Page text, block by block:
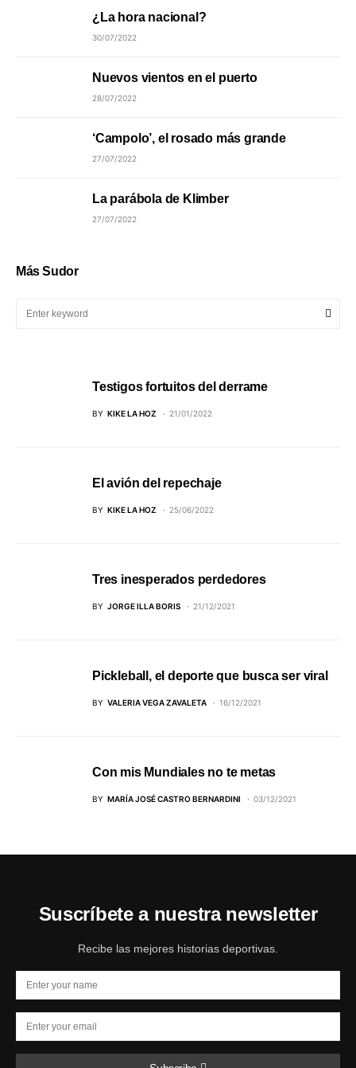
¿La hora nacional?
30/07/2022
Nuevos vientos en el puerto
28/07/2022
‘Campolo’, el rosado más grande
27/07/2022
La parábola de Klimber
27/07/2022
Más Sudor
Testigos fortuitos del derrame
BY KIKE LA HOZ 21/01/2022
El avión del repechaje
BY KIKE LA HOZ 25/06/2022
Tres inesperados perdedores
BY JORGE ILLA BORIS 21/12/2021
Pickleball, el deporte que busca ser viral
BY VALERIA VEGA ZAVALETA 16/12/2021
Con mis Mundiales no te metas
BY MARÍA JOSÉ CASTRO BERNARDINI 03/12/2021
Suscríbete a nuestra newsletter
Recibe las mejores historias deportivas.